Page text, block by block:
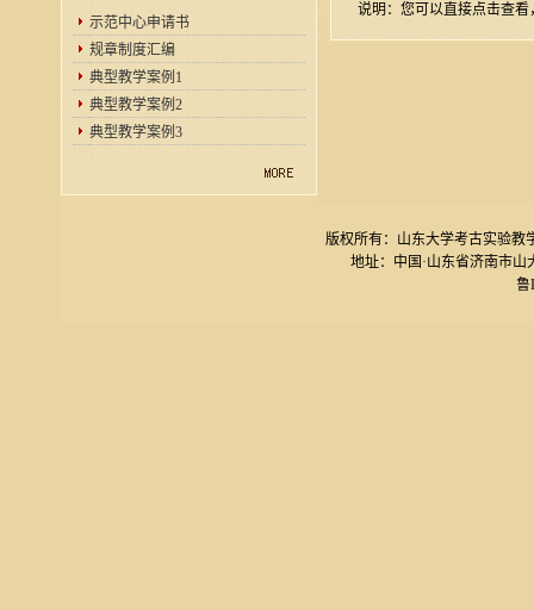
示范中心申请书
规章制度汇编
典型教学案例1
典型教学案例2
典型教学案例3
说明：您可以直接点击查
版权所有：山东大学考古实验教
地址：中国·山东省济南市山
鲁